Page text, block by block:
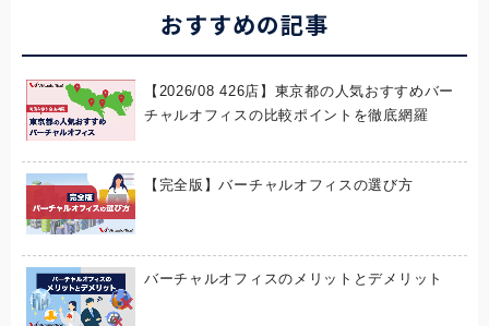
おすすめの記事
【2026/08 426店】東京都の人気おすすめバー
チャルオフィスの比較ポイントを徹底網羅
【完全版】バーチャルオフィスの選び方
バーチャルオフィスのメリットとデメリット